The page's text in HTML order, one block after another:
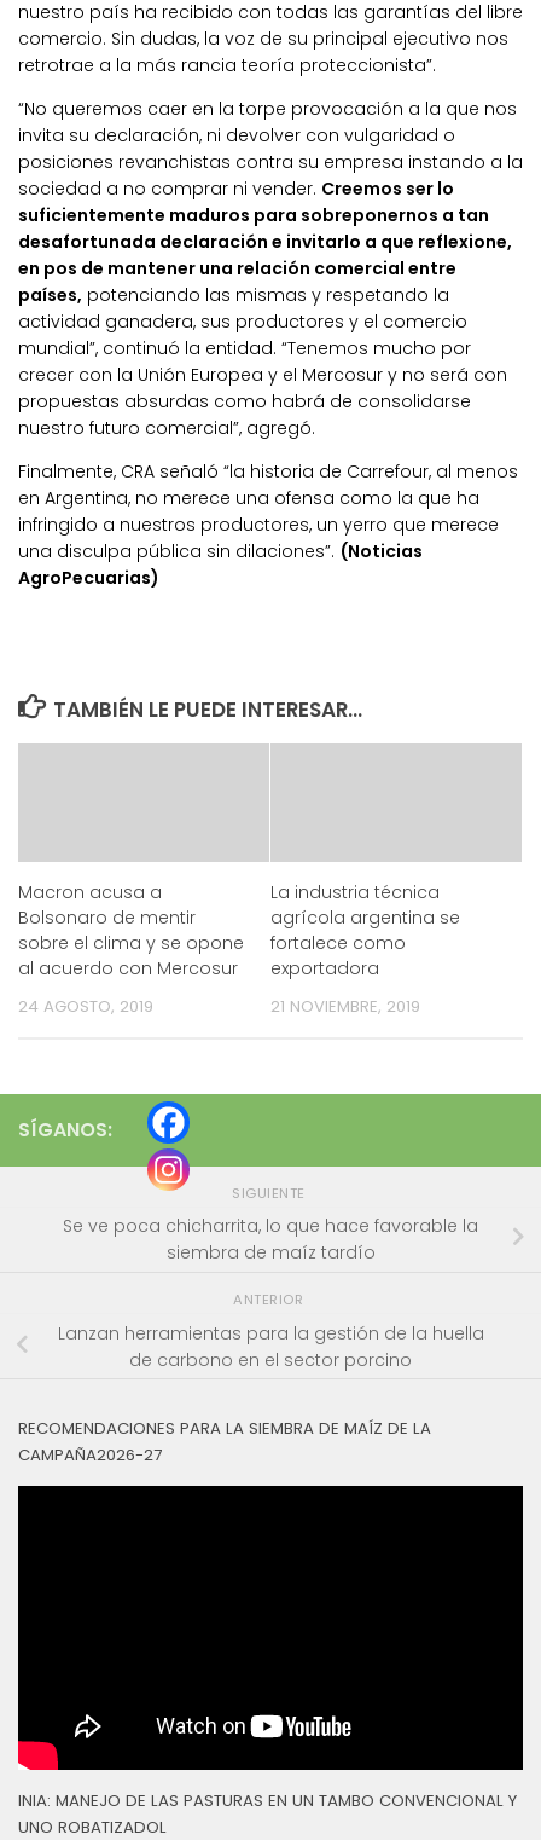
nuestro país ha recibido con todas las garantías del libre
comercio. Sin dudas, la voz de su principal ejecutivo nos
retrotrae a la más rancia teoría proteccionista”.
“No queremos caer en la torpe provocación a la que nos
invita su declaración, ni devolver con vulgaridad o
posiciones revanchistas contra su empresa instando a la
sociedad a no comprar ni vender. Creemos ser lo
suficientemente maduros para sobreponernos a tan
desafortunada declaración e invitarlo a que reflexione,
en pos de mantener una relación comercial entre
países, potenciando las mismas y respetando la
actividad ganadera, sus productores y el comercio
mundial”, continuó la entidad. “Tenemos mucho por
crecer con la Unión Europea y el Mercosur y no será con
propuestas absurdas como habrá de consolidarse
nuestro futuro comercial”, agregó.
Finalmente, CRA señaló “la historia de Carrefour, al menos
en Argentina, no merece una ofensa como la que ha
infringido a nuestros productores, un yerro que merece
una disculpa pública sin dilaciones”. (Noticias
AgroPecuarias)
TAMBIÉN LE PUEDE INTERESAR...
Macron acusa a
Bolsonaro de mentir
sobre el clima y se opone
al acuerdo con Mercosur
24 AGOSTO, 2019
La industria técnica
agrícola argentina se
fortalece como
exportadora
21 NOVIEMBRE, 2019
SÍGANOS:
SIGUIENTE
Se ve poca chicharrita, lo que hace favorable la
siembra de maíz tardío
ANTERIOR
Lanzan herramientas para la gestión de la huella
de carbono en el sector porcino
RECOMENDACIONES PARA LA SIEMBRA DE MAÍZ DE LA
CAMPAÑA2026-27
INIA: MANEJO DE LAS PASTURAS EN UN TAMBO CONVENCIONAL Y
UNO ROBATIZADOL